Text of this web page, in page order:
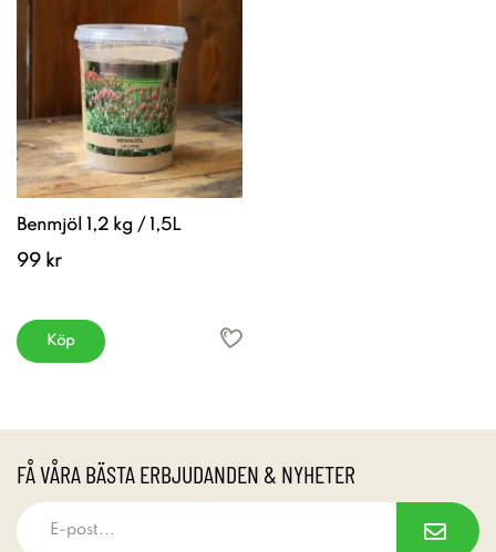
Benmjöl 1,2 kg / 1,5L
99 kr
Köp
FÅ VÅRA BÄSTA ERBJUDANDEN & NYHETER